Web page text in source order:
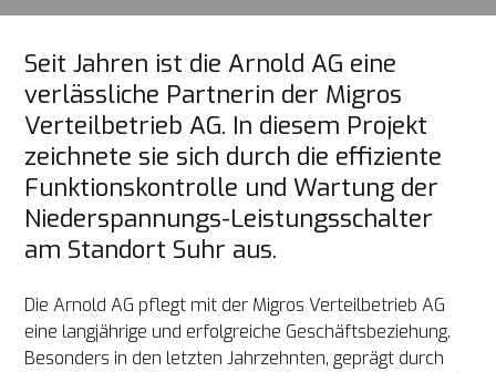
Seit Jahren ist die Arnold AG eine
verlässliche Partnerin der Migros
Verteilbetrieb AG. In diesem Projekt
zeichnete sie sich durch die effiziente
Funktionskontrolle und Wartung der
Niederspannungs-Leistungsschalter
am Standort Suhr aus.
Die Arnold AG pflegt mit der Migros Verteilbetrieb AG
eine langjährige und erfolgreiche Geschäftsbeziehung.
Besonders in den letzten Jahrzehnten, geprägt durch